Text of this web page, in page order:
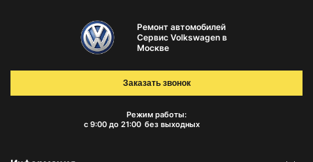
Ремонт автомобилей
Сервис Volkswagen в
Москве
Режим работы:
с 9:00 до 21:00 без выходных
Заказать звонок